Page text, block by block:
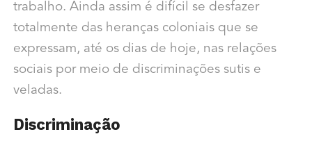
trabalho. Ainda assim é difícil se desfazer
totalmente das heranças coloniais que se
expressam, até os dias de hoje, nas relações
sociais por meio de discriminações sutis e
veladas.
Discriminação